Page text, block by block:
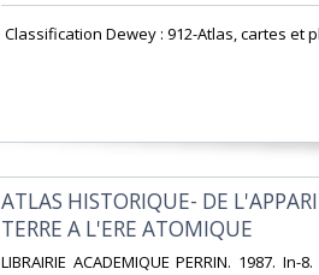
Classification Dewey : 912-Atlas, cartes et
‎ATLAS HISTORIQUE- DE
TERRE A L'ERE ATOMIQUE‎
‎LIBRAIRIE ACADEMIQUE PERRIN. 1987.